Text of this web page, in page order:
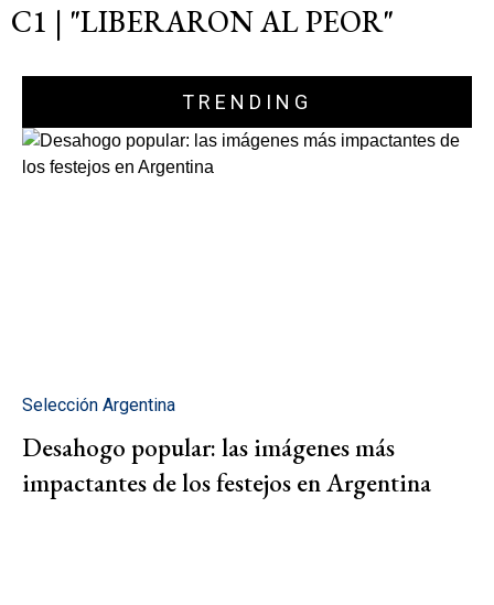
C1 | "LIBERARON AL PEOR"
TRENDING
Selección Argentina
Desahogo popular: las imágenes más
impactantes de los festejos en Argentina